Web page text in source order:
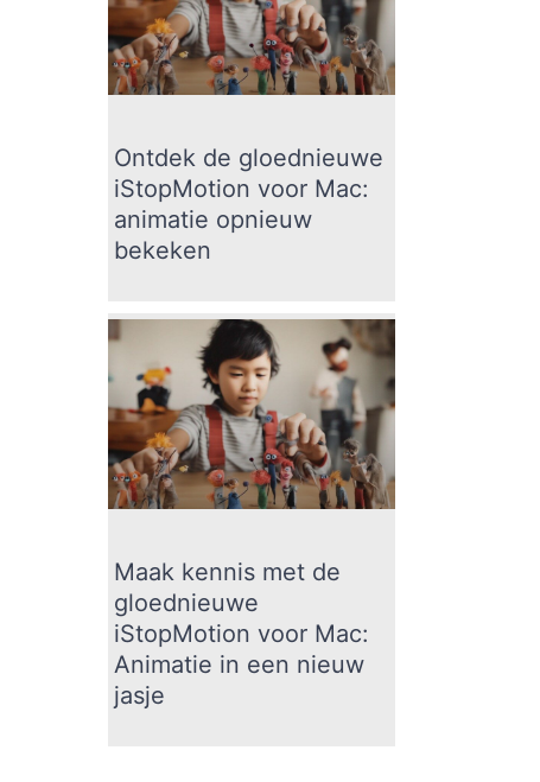
Ontdek de gloednieuwe
iStopMotion voor Mac:
animatie opnieuw
bekeken
Maak kennis met de
gloednieuwe
iStopMotion voor Mac:
Animatie in een nieuw
jasje